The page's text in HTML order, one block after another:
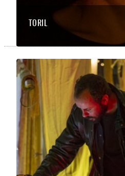
TORIL